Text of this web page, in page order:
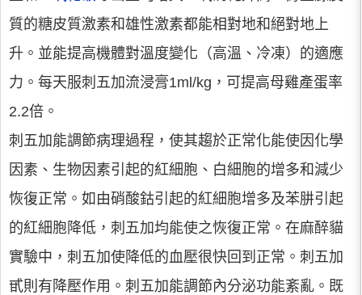
質的糖皮質激素和雄性激素都能相對地和絕對地上
升。並能提高機體對溫度變化（高溫、冷凍）的適應
力。每天服刺五加流浸膏1ml/kg，可提高母雞產蛋率
2.2倍。
刺五加能調節病理過程，使其趨於正常化能使因化學
因素、生物因素引起的紅細胞、白細胞的增多和減少
恢復正常。如由硝酸鈷引起的紅細胞增多及苯肼引起
的紅細胞降低，刺五加均能使之恢復正常。在麻醉貓
實驗中，刺五加使降低的血壓很快回到正常。刺五加
甙則有降壓作用。刺五加能調節內分泌功能紊亂。既